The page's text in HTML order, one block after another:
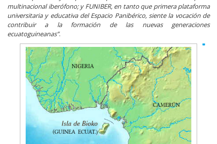
multinacional iberófono; y FUNIBER, en tanto que primera plataforma
universitaria y educativa del Espacio Panibérico, siente la vocación de
contribuir a la formación de las nuevas generaciones
ecuatoguineanas”.